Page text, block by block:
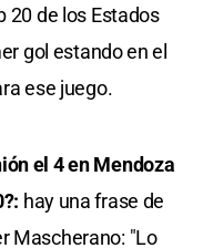
20 de los Estados
gol estando en el
ese juego.
el 4 en Mendoza
hay una frase de
Mascherano: "Lo